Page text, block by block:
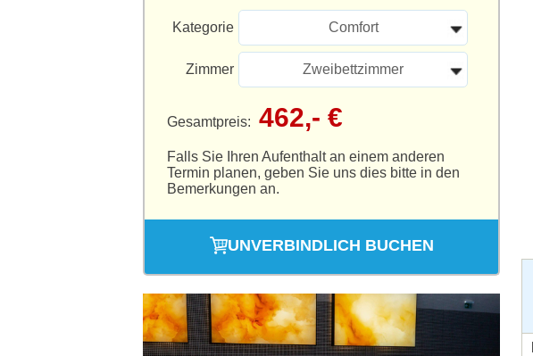
Kategorie Comfort
Zimmer Zweibettzimmer
Gesamtpreis: 462,- €
Falls Sie Ihren Aufenthalt an einem anderen
Termin planen, geben Sie uns dies bitte in den
Bemerkungen an.
UNVERBINDLICH BUCHEN